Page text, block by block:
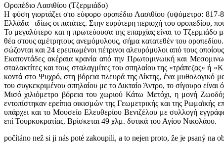
Oροπέδιο Λασιθίου (Tζερμιάδο)
Η φύση γιορτάζει στο εύφορο οροπέδιο Λασιθίου (υψόμετρο: 817-
Ελλάδα –ιδίως οι πατάτες. Στην ευρύτερη περιοχή του οροπεδίου,
Το μεγαλύτερο και η πρωτεύουσα της επαρχίας είναι το Τζερμιάδο
θέα στους αμέτρητους ανεμόμυλους, σήμα κατατεθέν του
σώζονται και 24 ερειπωμένοι πέτρινοι αλευρόμυλοι από τους
Εκατοντάδες ακέραια κρανία από την Πρωτομινωική και
σταλακτίτες και τους σταλαγμίτες του σπηλαίου της «τράπεζας»
κοντά στο Ψυχρό, στη βόρεια πλευρά της Δίκτης, ένα μυθολογικό
του συγκεκριμένου σπηλαίου με το Δικταίο Άντρο, το σίγουρο
Μισό χιλιόμετρο βόρεια του χωριού Κάτω Μετόχι, η μονή
εντοπίστηκαν ερείπια οικισμών της Γεωμετρικής και της
υπάρχει και το Μουσείο Ελευθερίου Βενιζέλου με συλλογή
επί Τουρκοκρατίας. Βρίσκεται 49 χλμ. δυτικά του Αγίου Nικολάου.
​​počítáno než si ji nás poté zakoupili, a to nejen proto, že je psaný na